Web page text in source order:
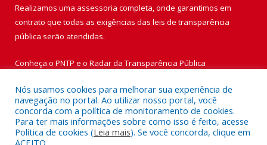
Realizamos uma assessoria completa, onde garantimos em
contrato que todas as exigências das leis de transparência
pública serão atendidas.
Conheça o PNTP e o Radar da Transparência Pública
Todos os direitos reservados a Prefeitura Municipal de Vigia de
Nazaré.
Nós usamos cookies para melhorar sua experiência de
navegação no portal. Ao utilizar nosso portal, você
concorda com a política de monitoramento de cookies.
Para ter mais informações sobre como isso é feito, acesse
Política de cookies (Leia mais). Se você concorda, clique em
ACEITO.